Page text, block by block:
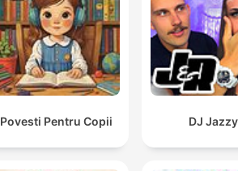
Povesti Pentru Copii DJ Jazzy